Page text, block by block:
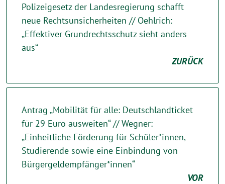
Polizeigesetz der Landesregierung schafft
neue Rechtsunsicherheiten // Oehlrich:
„Effektiver Grundrechtsschutz sieht anders
aus“
ZURÜCK
Antrag „Mobilität für alle: Deutschlandticket
für 29 Euro ausweiten“ // Wegner:
„Einheitliche Förderung für Schüler*innen,
Studierende sowie eine Einbindung von
Bürgergeldempfänger*innen“
VOR